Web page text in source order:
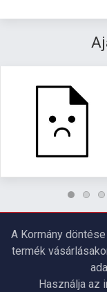
A Kormány
termék
Használja az